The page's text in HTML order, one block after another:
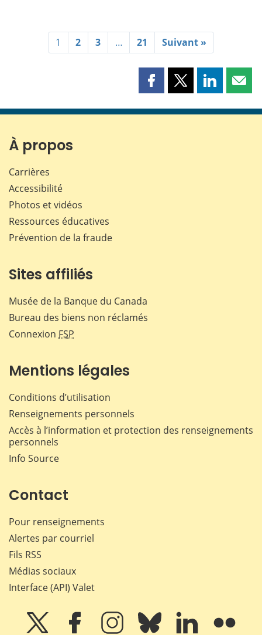
1 2 3 … 21 Suivant »
Partager
page
Partager
page
Partager
page page
À propos
Carrières
Accessibilité
Photos et vidéos
Ressources éducatives
Prévention de la fraude
Sites affiliés
Musée de la Banque du Canada
Bureau des biens non réclamés
Connexion FSP
Mentions légales
Conditions d’utilisation
Renseignements personnels
Accès à l’information et protection des renseignements
personnels
Info Source
Contact
Pour renseignements
Alertes par courriel
Fils RSS
Médias sociaux
Interface (API) Valet